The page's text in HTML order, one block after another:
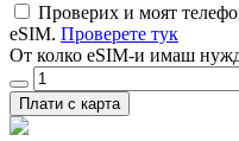
Проверих и моят
eSIM. Проверете тук
От колко eSIM-и имаш
Плати с карта